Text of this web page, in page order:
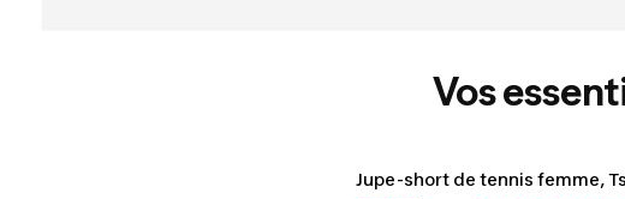
Vos
Jupe-short de tennis femme,